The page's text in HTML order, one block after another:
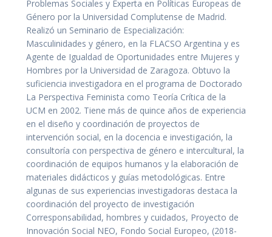
Problemas Sociales y Experta en Políticas Europeas de
Género por la Universidad Complutense de Madrid.
Realizó un Seminario de Especialización:
Masculinidades y género, en la FLACSO Argentina y es
Agente de Igualdad de Oportunidades entre Mujeres y
Hombres por la Universidad de Zaragoza. Obtuvo la
suficiencia investigadora en el programa de Doctorado
La Perspectiva Feminista como Teoría Crítica de la
UCM en 2002. Tiene más de quince años de experiencia
en el diseño y coordinación de proyectos de
intervención social, en la docencia e investigación, la
consultoría con perspectiva de género e intercultural, la
coordinación de equipos humanos y la elaboración de
materiales didácticos y guías metodológicas. Entre
algunas de sus experiencias investigadoras destaca la
coordinación del proyecto de investigación
Corresponsabilidad, hombres y cuidados, Proyecto de
Innovación Social NEO, Fondo Social Europeo, (2018-